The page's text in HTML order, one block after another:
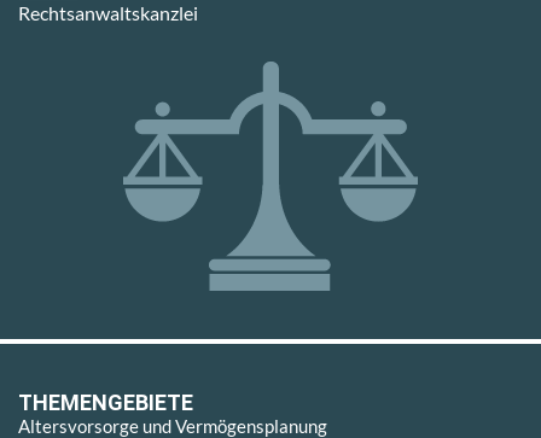
Rechtsanwaltskanzlei
THEMENGEBIETE
Altersvorsorge und Vermögensplanung